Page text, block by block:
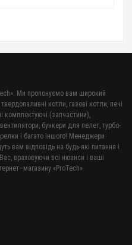
Ми пропонуємо вам широкий
котли, газові котли, печі
комплектуючі (запчастини),
бункери для пелет, турбо-
і багато іншого! Менеджери
вам відповідь на будь-які питання і
враховуючи всі нюанси і ваші
«ProTech»